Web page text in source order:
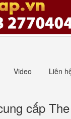
Video Liên
cấp